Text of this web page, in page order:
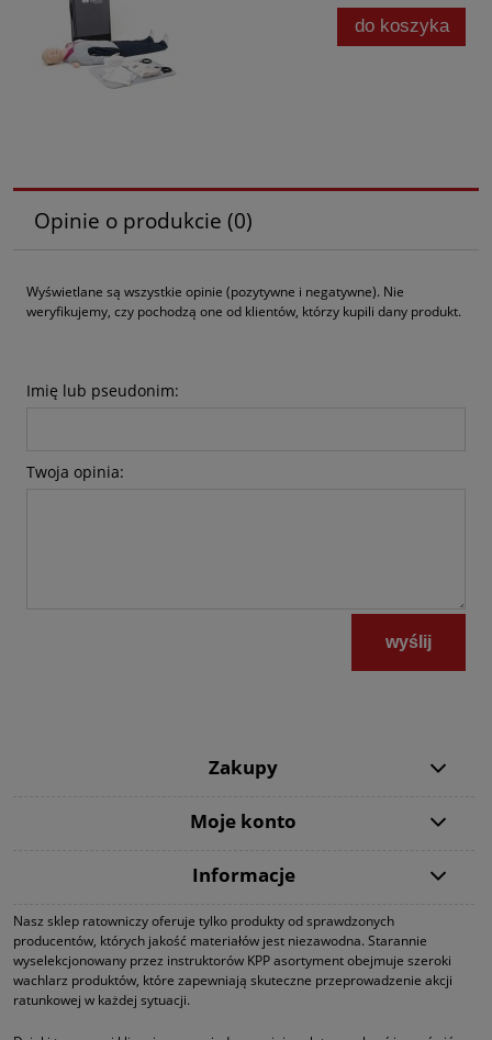
do koszyka
Opinie o produkcie (0)
Wyświetlane są wszystkie opinie (pozytywne i negatywne). Nie
weryfikujemy, czy pochodzą one od klientów, którzy kupili dany produkt.
Imię lub pseudonim:
Twoja opinia:
wyślij
Zakupy
Moje konto
Informacje
Nasz sklep ratowniczy oferuje tylko produkty od sprawdzonych
producentów, których jakość materiałów jest niezawodna. Starannie
wyselekcjonowany przez instruktorów KPP asortyment obejmuje szeroki
wachlarz produktów, które zapewniają skuteczne przeprowadzenie akcji
ratunkowej w każdej sytuacji.